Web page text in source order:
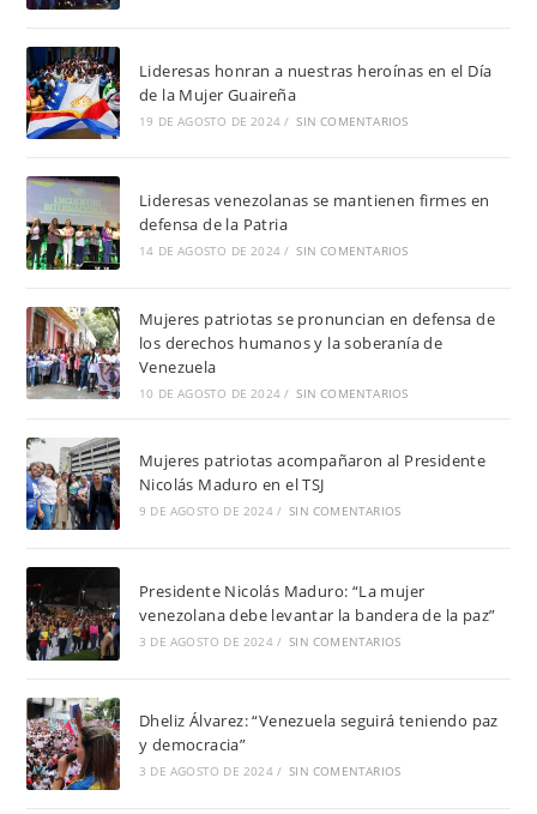
Lideresas honran a nuestras heroínas en el Día
de la Mujer Guaireña
19 DE AGOSTO DE 2024 / SIN COMENTARIOS
Lideresas venezolanas se mantienen firmes en
defensa de la Patria
14 DE AGOSTO DE 2024 / SIN COMENTARIOS
Mujeres patriotas se pronuncian en defensa de
los derechos humanos y la soberanía de
Venezuela
10 DE AGOSTO DE 2024 / SIN COMENTARIOS
Mujeres patriotas acompañaron al Presidente
Nicolás Maduro en el TSJ
9 DE AGOSTO DE 2024 / SIN COMENTARIOS
Presidente Nicolás Maduro: “La mujer
venezolana debe levantar la bandera de la paz”
3 DE AGOSTO DE 2024 / SIN COMENTARIOS
Dheliz Álvarez: “Venezuela seguirá teniendo paz
y democracia”
3 DE AGOSTO DE 2024 / SIN COMENTARIOS